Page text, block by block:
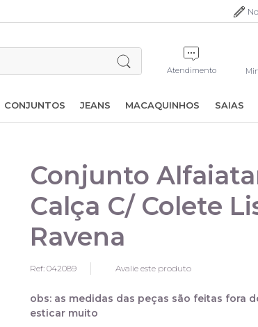
Atendimento
CONJUNTOS JEANS MACAQUINHOS SAIAS
Conjunto
Calça C/ Colete
Ravena
Ref: 042089 Avalie este produto
obs: as medidas das peças são feitas fora
esticar muito